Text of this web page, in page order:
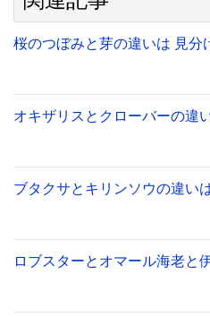
桜のつぼみと芽の違いは 見分
オキザリスとクローバーの違
ブタクサとキリンソウの違い
ロブスターとオマール海老と